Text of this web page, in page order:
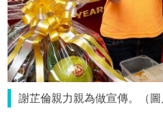
謝芷倫親力親為做宣傳。（圖